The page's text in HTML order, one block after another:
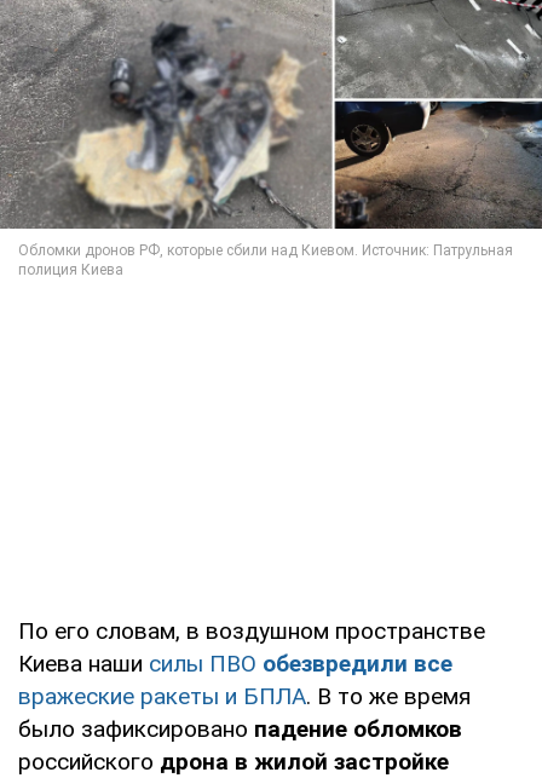
По его словам, в воздушном пространстве
Киева наши силы ПВО обезвредили все
вражеские ракеты и БПЛА. В то же время
было зафиксировано падение обломков
российского дрона в жилой застройке